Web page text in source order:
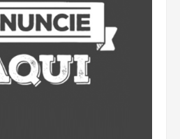
qui 06/08/2026 • 15:09
Entenda o que muda com a
nova Lei do Frete
qui 06/08/2026 • 15:00